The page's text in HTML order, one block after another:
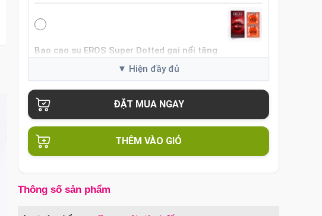
Bao cao su EROS Super Dotted gai nổi tăng
80.000₫
Bao cao su Sure DongKuk Ultra Thin siêu
mỏng chân thật Hàn Quốc
Mã
THÊM VÀO GIỎ
Thông số sản phẩm